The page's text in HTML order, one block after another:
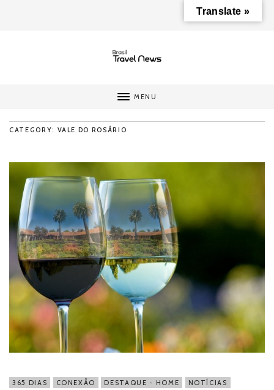
MENU
CATEGORY: VALE DO ROSÁRIO
365 DIAS CONEXÃO DESTAQUE - HOME NOTÍCIAS
Translate »